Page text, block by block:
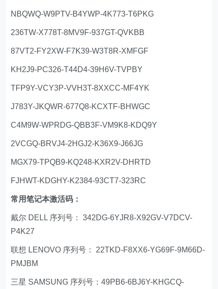
NBQWQ-W9PTV-B4YWP-4K773-T6PKG
236TW-X778T-8MV9F-937GT-QVKBB
87VT2-FY2XW-F7K39-W3T8R-XMFGF
KH2J9-PC326-T44D4-39H6V-TVPBY
TFP9Y-VCY3P-VVH3T-8XXCC-MF4YK
J783Y-JKQWR-677Q8-KCXTF-BHWGC
C4M9W-WPRDG-QBB3F-VM9K8-KDQ9Y
2VCGQ-BRVJ4-2HGJ2-K36X9-J66JG
MGX79-TPQB9-KQ248-KXR2V-DHRTD
FJHWT-KDGHY-K2384-93CT7-323RC
常用笔记本激活码：
戴尔 DELL 序列号： 342DG-6YJR8-X92GV-V7DCV-
P4K27
联想 LENOVO 序列号： 22TKD-F8XX6-YG69F-9M66D-
PMJBM
三星 SAMSUNG 序列号：49PB6-6BJ6Y-KHGCQ-